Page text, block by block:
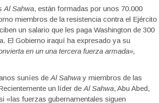
Al Sahwa, están formadas por unos 70.000
miembros de la resistencia contra el Ejército
un salario que les paga Washington de 300
El Gobierno iraquí ha expresado ya su
en un una tercera fuerza armada»,
suníes de Al Sahway miembros de las
un líder de Al Sahwa, Abu Abed,
«las fuerzas gubernamentales siguen